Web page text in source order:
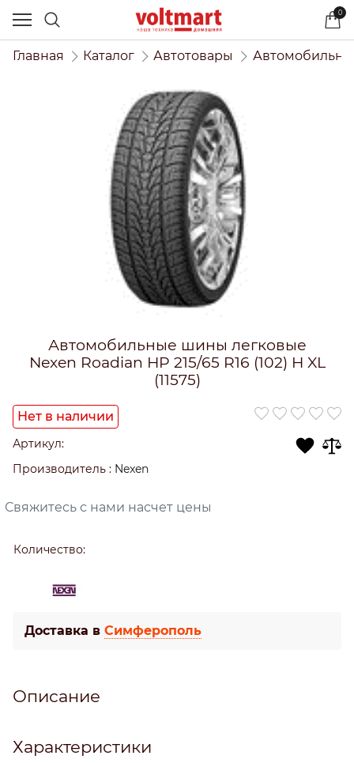
0
Главная Каталог Автотовары
Автомобильные шины легковые
Nexen Roadian HP 215/65 R16 (102) H XL
(11575)
Нет в наличии
Артикул:
Производитель : Nexen
Свяжитесь с нами насчет цены
Количество:
Доставка в Симферополь
Описание
Характеристики